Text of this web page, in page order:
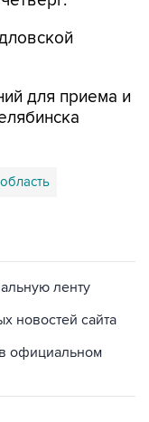
для приема и
ленту
новостей сайта
официальном